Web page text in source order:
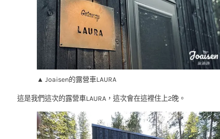
▲ Joaisen的露營車LAURA
這是我們這次的露營車LAURA，這次會在這裡住上2晚。